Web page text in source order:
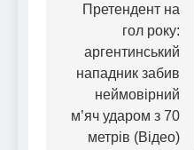
записів
Претендент на
гол року:
аргентинський
нападник забив
неймовірний
м’яч ударом з 70
метрів (Відео)